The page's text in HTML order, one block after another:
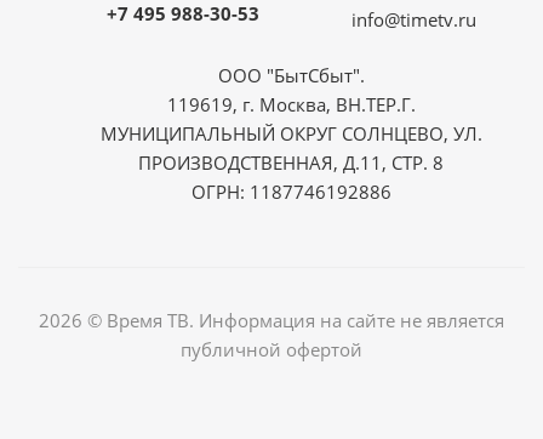
+7 495 988-30-53 info@timetv.ru
ООО "БытСбыт".
119619, г. Москва, ВН.ТЕР.Г.
МУНИЦИПАЛЬНЫЙ ОКРУГ СОЛНЦЕВО, УЛ.
ПРОИЗВОДСТВЕННАЯ, Д.11, СТР. 8
ОГРН: 1187746192886
2026 © Время ТВ. Информация на сайте не является
публичной офертой